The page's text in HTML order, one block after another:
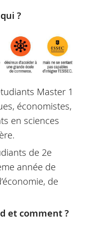
?
Master 1
économistes,
en sciences
de 2e
année de
de
et comment ?